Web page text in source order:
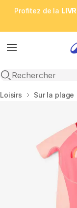
Profitez de la
Menu
Open search
Accueil
Loisirs Sur la plage